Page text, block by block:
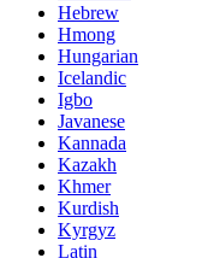
Hebrew
Hmong
Hungarian
Icelandic
Igbo
Javanese
Kannada
Kazakh
Khmer
Kurdish
Kyrgyz
Latin